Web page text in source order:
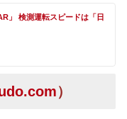
」 検測運転スピードは「日
）